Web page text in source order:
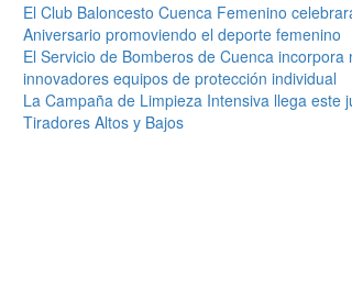
El Club Baloncesto Cuenca Femenino
Aniversario promoviendo el deporte femenino
El Servicio de Bomberos de Cuenca incorpora
innovadores equipos de protección individual
La Campaña de Limpieza Intensiva llega este
Tiradores Altos y Bajos